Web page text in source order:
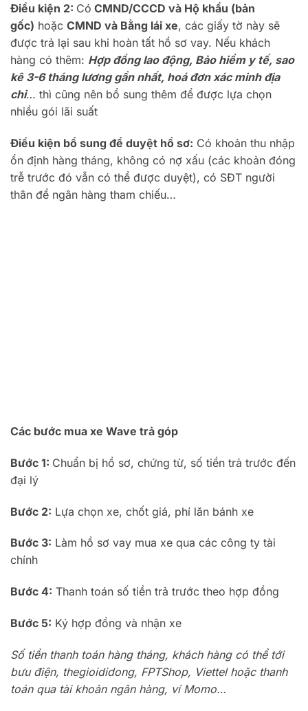
Điều kiện 2: Có CMND/CCCD và Hộ khẩu (bản
gốc) hoặc CMND và Bằng lái xe, các giấy tờ này sẽ
được trả lại sau khi hoàn tất hồ sơ vay. Nếu khách
hàng có thêm: Hợp đồng lao động, Bảo hiểm y tế, sao
kê 3-6 tháng lương gần nhất, hoá đơn xác minh địa
chỉ… thì cũng nên bổ sung thêm để được lựa chọn
nhiều gói lãi suất
Điều kiện bổ sung để duyệt hồ sơ: Có khoản thu nhập
ổn định hàng tháng, không có nợ xấu (các khoản đóng
trễ trước đó vẫn có thể được duyệt), có SĐT người
thân để ngân hàng tham chiếu…
Các bước mua xe Wave trả góp
Bước 1: Chuẩn bị hồ sơ, chứng từ, số tiền trả trước đến
đại lý
Bước 2: Lựa chọn xe, chốt giá, phí lăn bánh xe
Bước 3: Làm hồ sơ vay mua xe qua các công ty tài
chính
Bước 4: Thanh toán số tiền trả trước theo hợp đồng
Bước 5: Ký hợp đồng và nhận xe
Số tiền thanh toán hàng tháng, khách hàng có thể tới
bưu điện, thegioididong, FPTShop, Viettel hoặc thanh
toán qua tài khoản ngân hàng, ví Momo…